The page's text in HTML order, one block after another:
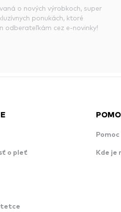
o nových výrobkoch, super
ponukách, ktoré
odberateľkám cez e-novinky!
o pleť Kde je